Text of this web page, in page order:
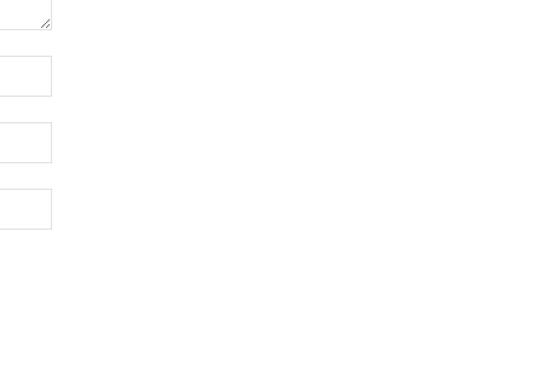
почта:*
Сайт: